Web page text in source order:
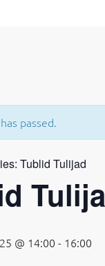
passed.
Tublid Tulijad
@ 14:00 - 16:00